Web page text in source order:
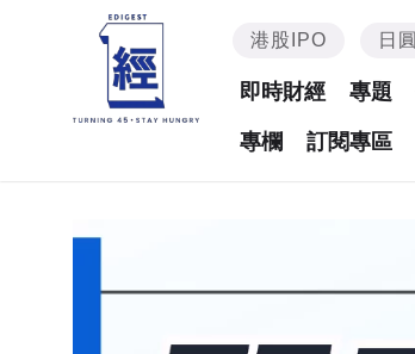
港股IPO 日圓
即時財經 專題
專欄 訂閱專區